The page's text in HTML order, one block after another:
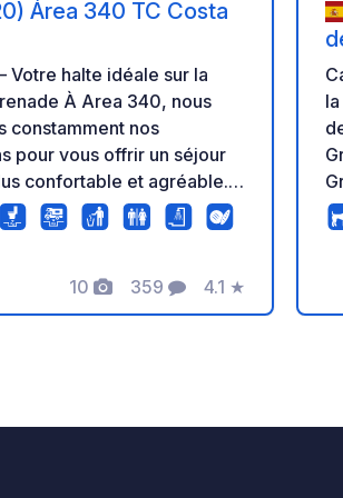
Área 340 TC Costa
Votre halte idéale sur la
340, nous
constamment nos
pour vous offrir un séjour
confortable et agréable.
entièrement rénové nos
notre réception, et
pour camping-cars et
conçus pour un confort
10
Photos
359
Commentaires
4.1
Note
★
de